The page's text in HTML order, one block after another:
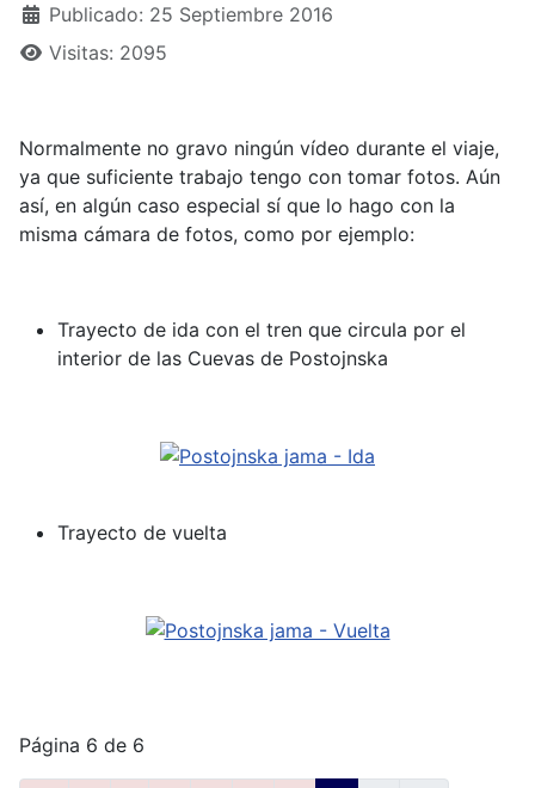
Publicado: 25 Septiembre 2016
Visitas: 2095
Normalmente no gravo ningún vídeo durante el viaje,
ya que suficiente trabajo tengo con tomar fotos. Aún
así, en algún caso especial sí que lo hago con la
misma cámara de fotos, como por ejemplo:
Trayecto de ida con el tren que circula por el
interior de las Cuevas de Postojnska
Trayecto de vuelta
Página 6 de 6